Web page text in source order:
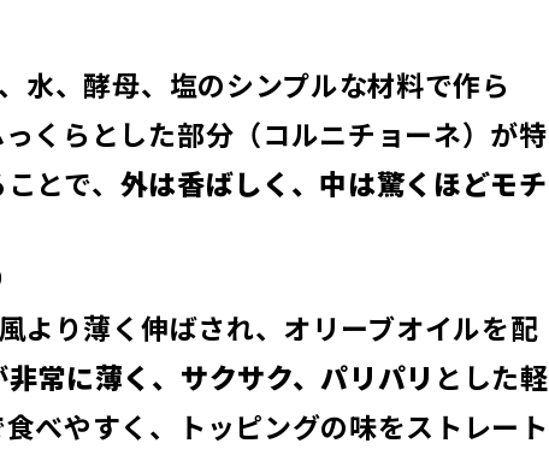
水、酵母、塩のシンプルな材料で作ら
くらとした部分（コルニチョーネ）が特
とで、 外は香ばしく、中は驚くほどモチ
より薄く伸ばされ、オリーブオイルを配
非常に薄く、サクサク、パリパリ とした軽
べやすく、トッピングの味をストレート